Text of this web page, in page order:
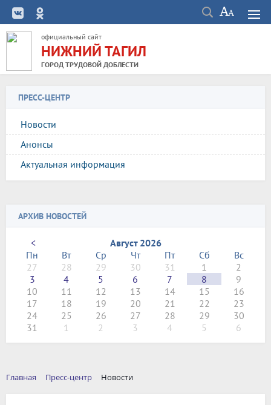
официальный сайт
НИЖНИЙ ТАГИЛ
ГОРОД ТРУДОВОЙ ДОБЛЕСТИ
ПРЕСС-ЦЕНТР
Новости
Анонсы
Актуальная информация
АРХИВ НОВОСТЕЙ
<
Август 2026
Пн
Вт Ср Чт Пт Сб
Вс
27
28 29 30 31 1
2
3
4 5 6 7 8
9
10
11 12 13 14 15
16
17
18 19 20 21 22
23
24
25 26 27 28 29
30
31
1 2 3 4 5 6
Главная Пресс-центр Новости